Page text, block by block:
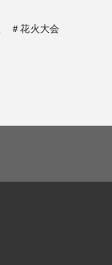
＃花火大会